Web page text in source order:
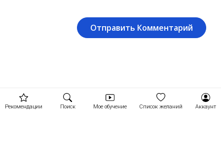
Рекомендации Поиск Мое обучение Список желаний Аккаунт